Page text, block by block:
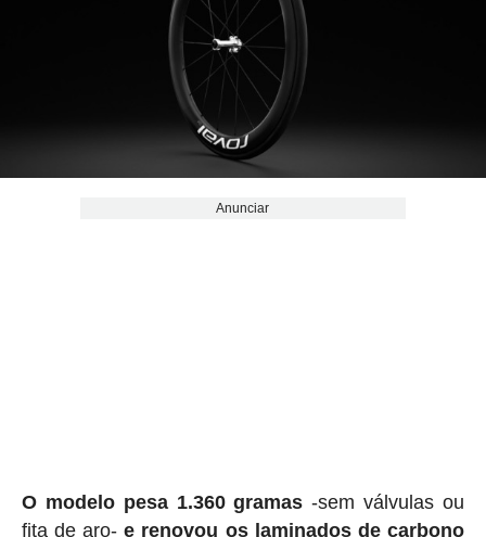
Anunciar
O modelo pesa 1.360 gramas -sem válvulas ou
fita de aro-e renovou os laminados de carbono